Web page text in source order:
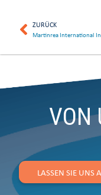
ZURÜCK
VON
LASSEN SIE UNS